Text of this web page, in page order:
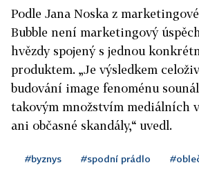
Podle Jana Noska z
Bubble není marketingový
hvězdy spojený s jednou
produktem. „Je výsledkem
budování image fenoménu
takovým množstvím mediálních
ani občasné skandály,“ uvedl.
#byznys #spodní prádlo